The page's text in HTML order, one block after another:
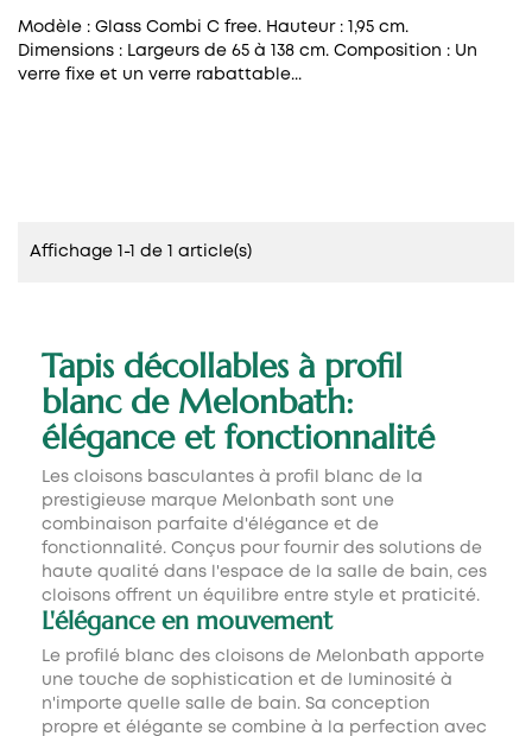
Modèle : Glass Combi C free. Hauteur : 1,95 cm.
Dimensions : Largeurs de 65 à 138 cm. Composition : Un
verre fixe et un verre rabattable...
Affichage 1-1 de 1 article(s)
Tapis décollables à profil
blanc de Melonbath:
élégance et fonctionnalité
Les cloisons basculantes à profil blanc de la
prestigieuse marque Melonbath sont une
combinaison parfaite d'élégance et de
fonctionnalité. Conçus pour fournir des solutions de
haute qualité dans l'espace de la salle de bain, ces
cloisons offrent un équilibre entre style et praticité.
L'élégance en mouvement
Le profilé blanc des cloisons de Melonbath apporte
une touche de sophistication et de luminosité à
n'importe quelle salle de bain. Sa conception
propre et élégante se combine à la perfection avec